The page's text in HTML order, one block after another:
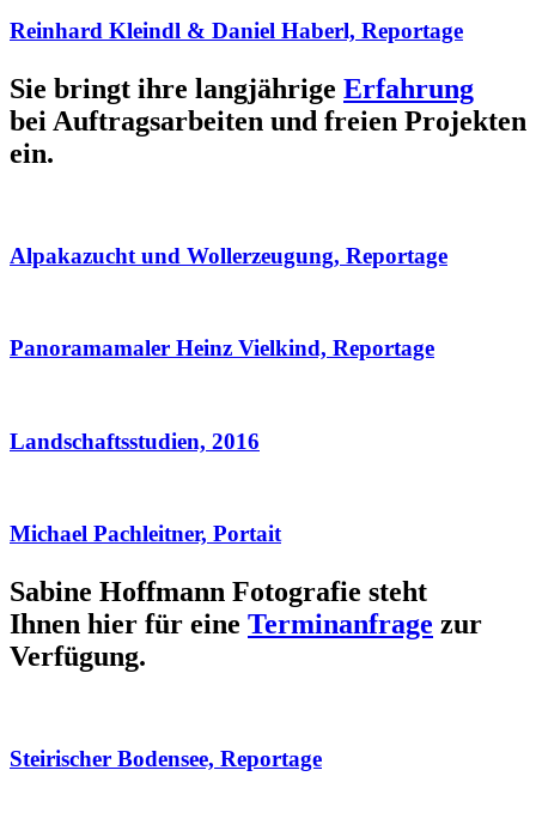
Reinhard Kleindl & Daniel Haberl, Reportage
Sie bringt ihre langjährige Erfahrung
bei Auftragsarbeiten und freien Projekten
ein.
Alpakazucht und Wollerzeugung, Reportage
Panoramamaler Heinz Vielkind, Reportage
Landschaftsstudien, 2016
Michael Pachleitner, Portait
Sabine Hoffmann Fotografie steht
Ihnen hier für eine Terminanfrage zur
Verfügung.
Steirischer Bodensee, Reportage